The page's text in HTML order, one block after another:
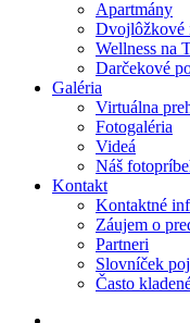
Apartmány
Dvojlôžkové
Wellness na
Darčekové
Galéria
Virtuálna
Fotogaléria
Videá
Náš
Kontakt
Kontaktné
Záujem o
Partneri
Slovníček
Často